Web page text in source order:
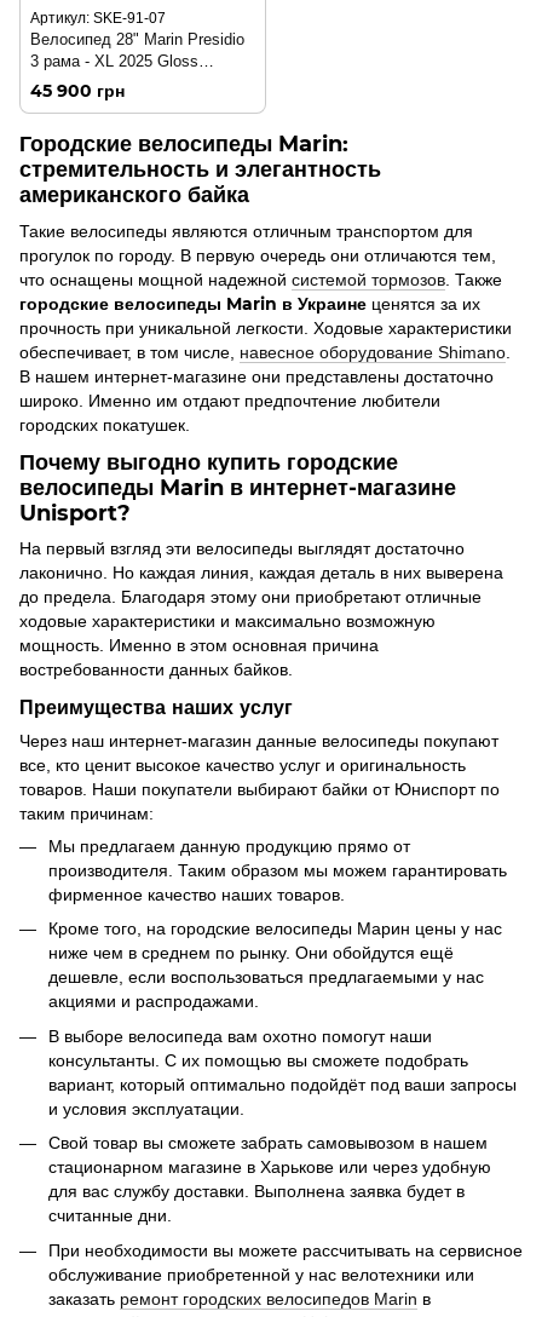
Артикул: SKE-91-07
Велосипед 28" Marin Presidio
3 рама - XL 2025 Gloss
Navy/Dark Silver/Silver Cyan
45 900 грн
Городские велосипеды Marin:
стремительность и элегантность
американского байка
Такие велосипеды являются отличным транспортом для
прогулок по городу. В первую очередь они отличаются тем,
что оснащены мощной надежной системой тормозов . Также
городские велосипеды Marin в Украине ценятся за их
прочность при уникальной легкости. Ходовые характеристики
обеспечивает, в том числе, навесное оборудование Shimano
В нашем интернет-магазине они представлены достаточно
широко. Именно им отдают предпочтение любители
городских покатушек.
Почему выгодно купить городские
велосипеды Marin в интернет-магазине
Unisport?
На первый взгляд эти велосипеды выглядят достаточно
лаконично. Но каждая линия, каждая деталь в них выверена
до предела. Благодаря этому они приобретают отличные
ходовые характеристики и максимально возможную
мощность. Именно в этом основная причина
востребованности данных байков.
Преимущества наших услуг
Через наш интернет-магазин данные велосипеды покупают
все, кто ценит высокое качество услуг и оригинальность
товаров. Наши покупатели выбирают байки от Юниспорт по
таким причинам:
Мы предлагаем данную продукцию прямо от
производителя. Таким образом мы можем гарантировать
фирменное качество наших товаров.
Кроме того, на городские велосипеды Марин цены у нас
ниже чем в среднем по рынку. Они обойдутся ещё
дешевле, если воспользоваться предлагаемыми у нас
акциями и распродажами.
В выборе велосипеда вам охотно помогут наши
консультанты. С их помощью вы сможете подобрать
вариант, который оптимально подойдёт под ваши запросы
и условия эксплуатации.
Свой товар вы сможете забрать самовывозом в нашем
стационарном магазине в Харькове или через удобную
для вас службу доставки. Выполнена заявка будет в
считанные дни.
При необходимости вы можете рассчитывать на сервисное
обслуживание приобретенной у нас велотехники или
заказать ремонт городских велосипедов Marin в